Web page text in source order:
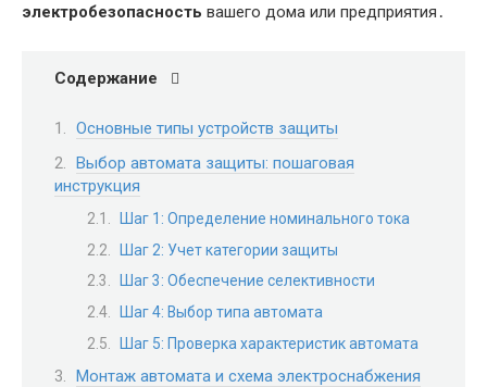
электробезопасность вашего дома или предприятия․
Содержание
Основные типы устройств защиты
Выбор автомата защиты: пошаговая
инструкция
Шаг 1: Определение номинального тока
Шаг 2: Учет категории защиты
Шаг 3: Обеспечение селективности
Шаг 4: Выбор типа автомата
Шаг 5: Проверка характеристик автомата
Монтаж автомата и схема электроснабжения